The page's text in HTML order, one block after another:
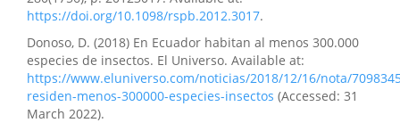
https://doi.org/10.1098/rspb.2012.3017.
Donoso, D. (2018) En Ecuador habitan al menos 300.000
especies de insectos. El Universo. Available at:
https://www.eluniverso.com/noticias/2018/12/16/nota/
residen-menos-300000-especies-insectos (Accessed: 31
March 2022).